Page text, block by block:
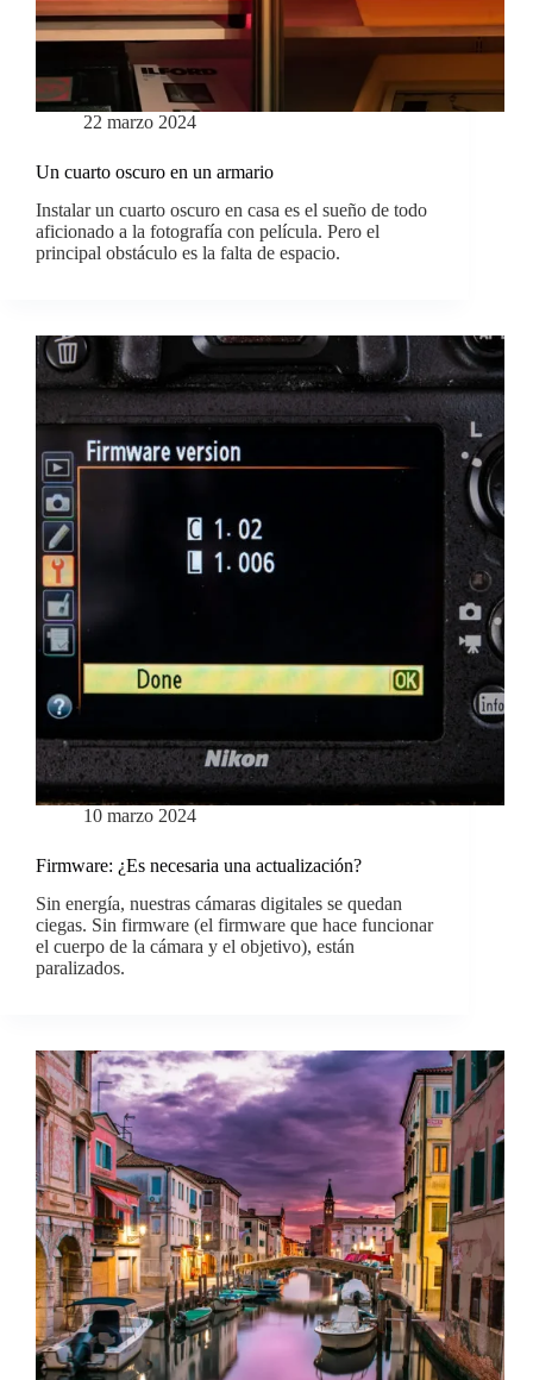
22 marzo 2024
Un cuarto oscuro en un armario
Instalar un cuarto oscuro en casa es el sueño de todo
aficionado a la fotografía con película. Pero el
principal obstáculo es la falta de espacio.
10 marzo 2024
Firmware: ¿Es necesaria una actualización?
Sin energía, nuestras cámaras digitales se quedan
ciegas. Sin firmware (el firmware que hace funcionar
el cuerpo de la cámara y el objetivo), están
paralizados.